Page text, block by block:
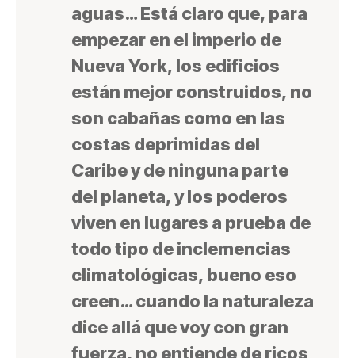
aguas… Está claro que, para
empezar en el imperio de
Nueva York, los edificios
están mejor construidos, no
son cabañas como en las
costas deprimidas del
Caribe y de ninguna parte
del planeta, y los poderos
viven en lugares a prueba de
todo tipo de inclemencias
climatológicas, bueno eso
creen… cuando la naturaleza
dice allá que voy con gran
fuerza, no entiende de ricos